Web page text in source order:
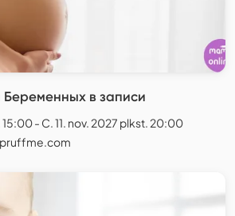
в записи
- C. 11. nov. 2027 plkst. 20:00